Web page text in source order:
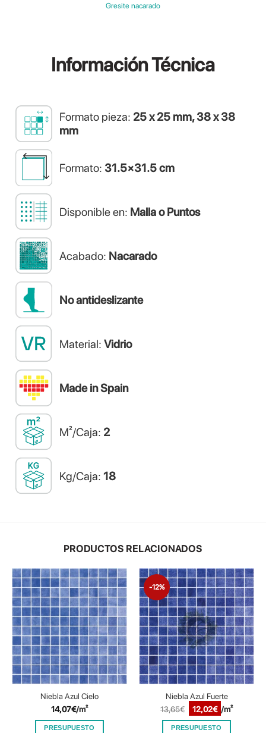
Gresite nacarado
InformaciónTécnica
Formato pieza: 25 x 25 mm, 38 x 38
mm
Formato: 31.5×31.5 cm
Disponible en: Malla o Puntos
Acabado: Nacarado
No antideslizante
Material: Vidrio
Made in Spain
M²/Caja: 2
Kg/Caja: 18
PRODUCTOS RELACIONADOS
Niebla Azul Cielo
14,07€/m²
PRESUPUESTO
-12%
Niebla Azul Fuerte
13,65€
El
precio
original
12,02€ El
precio
actual
/m²
PRESUPUESTO